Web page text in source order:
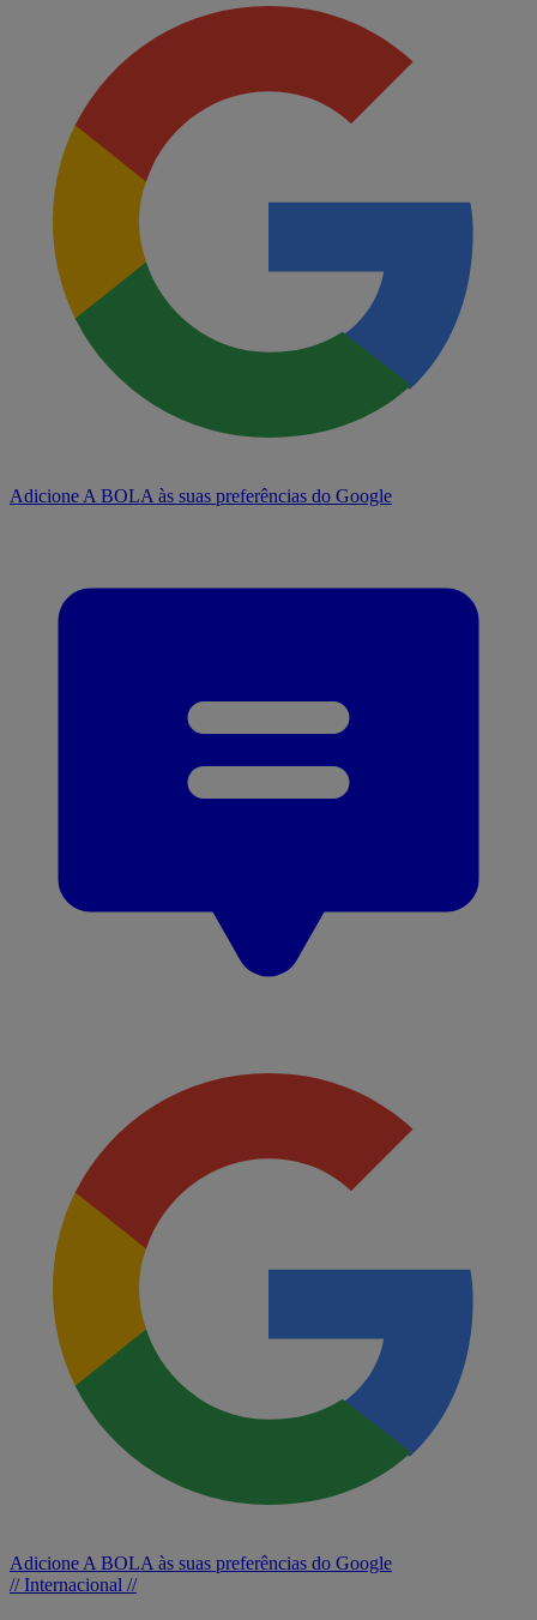
Adicione A BOLA às suas preferências do Google
Adicione A BOLA às suas preferências do Google
// Internacional //